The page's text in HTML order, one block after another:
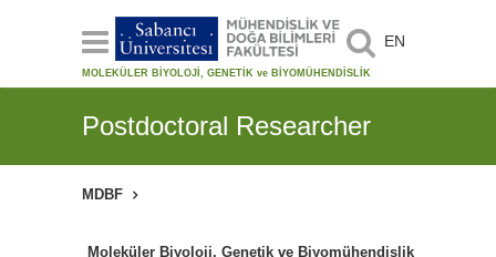
EN
MOLEKÜLER BİYOLOJİ, GENETİK ve BİYOMÜHENDİSLİK
Postdoctoral Researcher
MDBF
Moleküler Biyoloji, Genetik ve Biyomühendislik